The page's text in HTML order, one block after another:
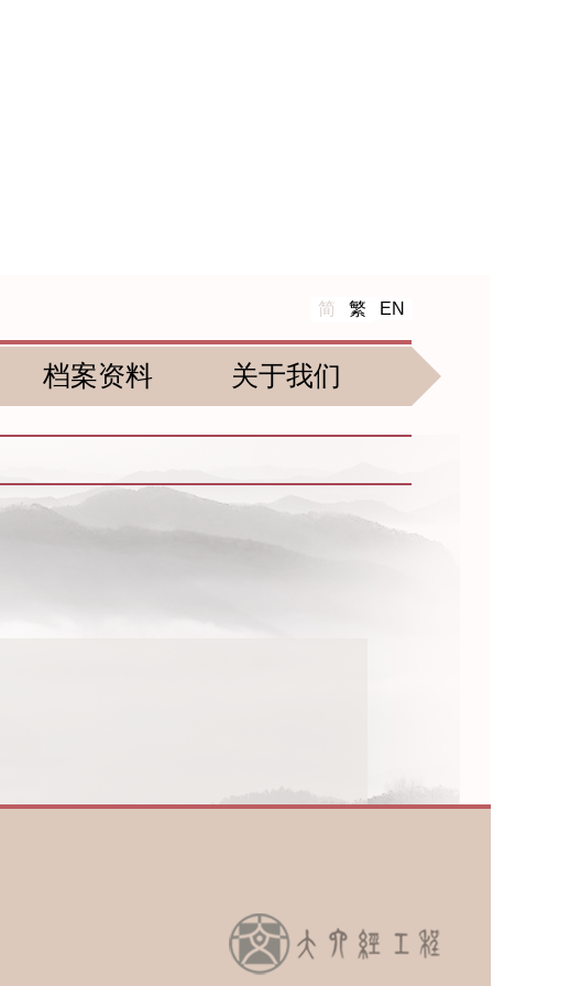
简 繁 EN
档案资料 关于我们